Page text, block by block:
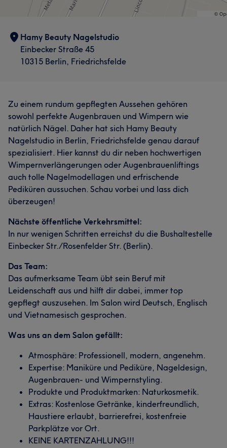
Hamy Beauty Nagelstudio
Einbecker Straße 45
10315 Berlin, Friedrichsfelde
Zu einem rundum gepflegten Aussehen gehören
sowohl perfekte Augenbrauen und Wimpern wie
natürlich Nägel. Daher hat sich Hamy Beauty
Nagelstudio in Berlin, Friedrichsfelde genau darauf
spezialisiert. Hier kannst du dir neben hochwertigen
Wimpernverlängerungen oder Augenbrauenliftings
auch tolle Nagelmodellagen und erfrischende
Pediküren aussuchen. Schau vorbei und lass dich
überzeugen!
Nächste öffentliche Verkehrsmittel:
In nur wenigen Schritten erreichst du die Bushaltestelle
Einbecker Str./Rosenfelder Str. (Berlin).
Das Team:
Das aufmerksame Team übt sein Beruf mit
Leidenschaft aus und hilft dir dabei, immer top
gepflegt auszusehen. Im Salon wird Deutsch, Englisch
und Vietnamesisch gesprochen.
Was uns an dem Salon gefällt:
Atmosphäre: Professionell, modern, angenehm.
Expertise: Maniküre und Pediküre, Nageldesign,
Augenbrauen- und Wimpernstyling.
Produkte und Produktmarken: Naturkosmetik.
Extras: Kostenlose Getränke, kinderfreundlich,
Haustiere erlaubt, barrierefrei, kostenfreie
Parkplätze vor Ort.
KEINE KARTENZAHLUNG!!!